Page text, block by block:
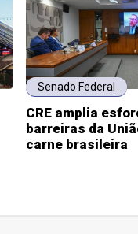
Senado Federal
CRE amplia
barreiras da
carne brasileira